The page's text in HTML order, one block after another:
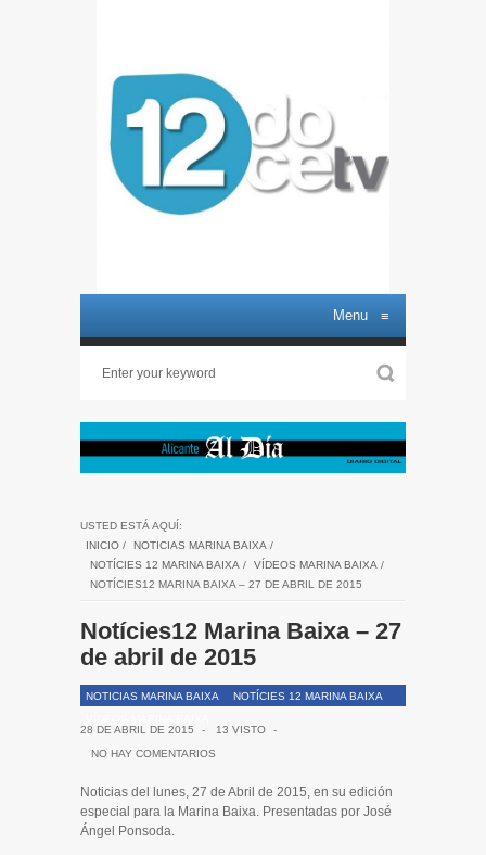
Menu ≡
USTED ESTÁ AQUÍ:
INICIO / NOTICIAS MARINA BAIXA /
NOTÍCIES 12 MARINA BAIXA / VÍDEOS MARINA BAIXA /
NOTÍCIES12 MARINA BAIXA – 27 DE ABRIL DE 2015
Notícies12 Marina Baixa – 27
de abril de 2015
NOTICIAS MARINA BAIXA
NOTÍCIES 12 MARINA BAIXA
28 DE ABRIL DE 2015
- 13 VISTO
-
NO HAY COMENTARIOS
Noticias del lunes, 27 de Abril de 2015, en su edición
especial para la Marina Baixa. Presentadas por José
Ángel Ponsoda.